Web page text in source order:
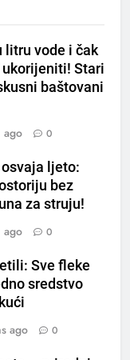
litru vode i čak
ukorijeniti! Stari
baštovani
ago 0
ljeto:
bez
za struju!
ago 0
Sve fleke
sredstvo
ago 0
– prirodni
rutinu
Uzmite gutljaj
i crijeva će
ćete na
glavna
rođeni u ova
vole ogovarati